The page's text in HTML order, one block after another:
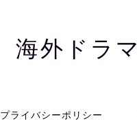
海外ドラマ
プライバシーポリシー